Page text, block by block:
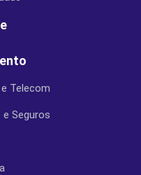
Telecom
e Seguros